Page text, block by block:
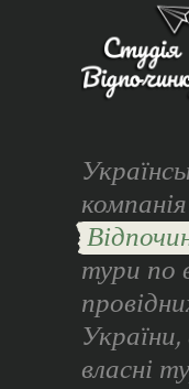
тури по
власні